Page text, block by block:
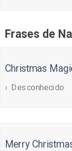
Frases de
Christmas
Desconhecido
Merry